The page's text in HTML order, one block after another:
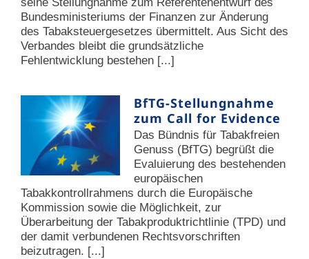
Bundesministeriums der Finanzen zur Änderung
des Tabaksteuergesetzes übermittelt. Aus Sicht des
Verbandes bleibt die grundsätzliche
Fehlentwicklung bestehen [...]
BfTG-Stellungnahme
zum Call for Evidence
Das Bündnis für Tabakfreien
Genuss (BfTG) begrüßt die
Evaluierung des bestehenden
europäischen
Tabakkontrollrahmens durch die Europäische
Kommission sowie die Möglichkeit, zur
Überarbeitung der Tabakproduktrichtlinie (TPD) und
der damit verbundenen Rechtsvorschriften
beizutragen. [...]